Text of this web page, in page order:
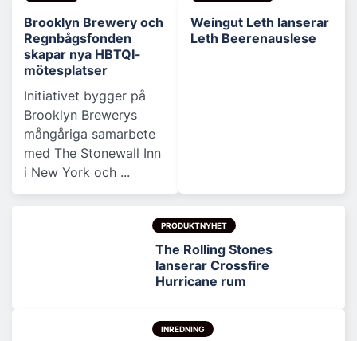
Brooklyn Brewery och
Regnbågsfonden
skapar nya HBTQI-
mötesplatser
Initiativet bygger på
Brooklyn Brewerys
mångåriga samarbete
med The Stonewall Inn
i New York och ...
Weingut Leth lanserar
Leth Beerenauslese
PRODUKTNYHET
The Rolling Stones
lanserar Crossfire
Hurricane rum
INREDNING